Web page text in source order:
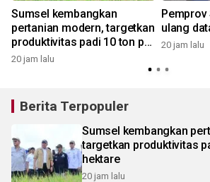
Sumsel kembangkan
pertanian modern, targetkan
produktivitas padi 10 ton per
hektare
20 jam lalu
ulang
20 jam lalu
Berita Terpopuler
Sumsel kembangkan
targetkan produktivitas
hektare
20 jam lalu